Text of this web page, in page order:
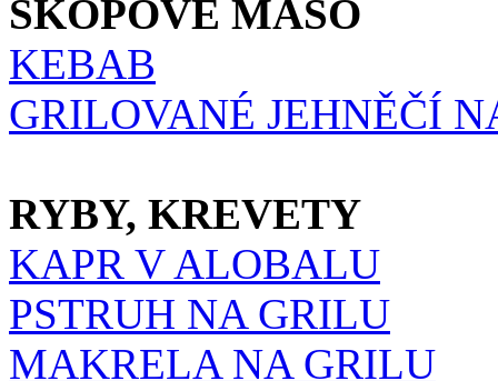
SKOPOVÉ MASO
KEBAB
GRILOVANÉ JEHNĚČÍ
RYBY, KREVETY
KAPR V ALOBALU
PSTRUH NA GRILU
MAKRELA NA GRILU